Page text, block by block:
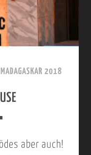
MADAGASKAR 2018
aber auch!